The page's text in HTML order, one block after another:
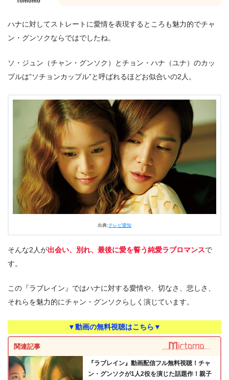
ハナに対してストレートに愛情を表現するところも魅力的でチャ
ン・グンソクならではでしたね。
ソ・ジュン（チャン・グンソク）とチョン・ハナ（ユナ）のカッ
プルは”ソチョンカップル”と呼ばれるほどお似合いの2人。
出典:テレビ愛知
そんな2人が出会い、別れ、最後に愛を誓う純愛ラブロマンスで
す。
この『ラブレイン』ではハナに対する愛情や、切なさ、悲しさ、
それらを魅力的にチャン・グンソクらしく演じています。
▼動画の無料視聴はこちら▼
関連記事
『ラブレイン』動画配信フル無料視聴！チャ
ン・グンソクが1人2役を演じた話題作！親子